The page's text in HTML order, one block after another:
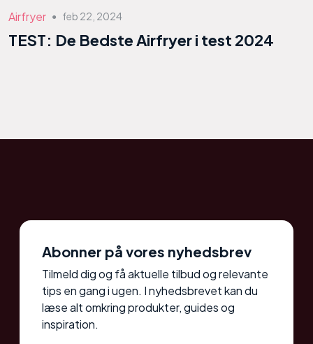
Airfryer ● feb 22, 2024
TEST: De Bedste Airfryer i test 2024
Abonner på vores nyhedsbrev
Tilmeld dig og få aktuelle tilbud og relevante
tips en gang i ugen. I nyhedsbrevet kan du
læse alt omkring produkter, guides og
inspiration.